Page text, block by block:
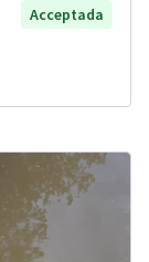
Acceptada